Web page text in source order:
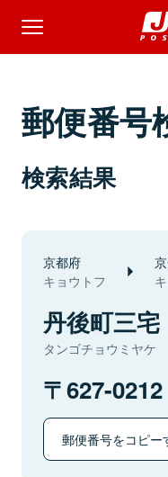
郵便番号
検索結果
京都府
キョウトフ
丹後町三宅
タンゴチョウミヤケ
627-0212
郵便番号をコピー